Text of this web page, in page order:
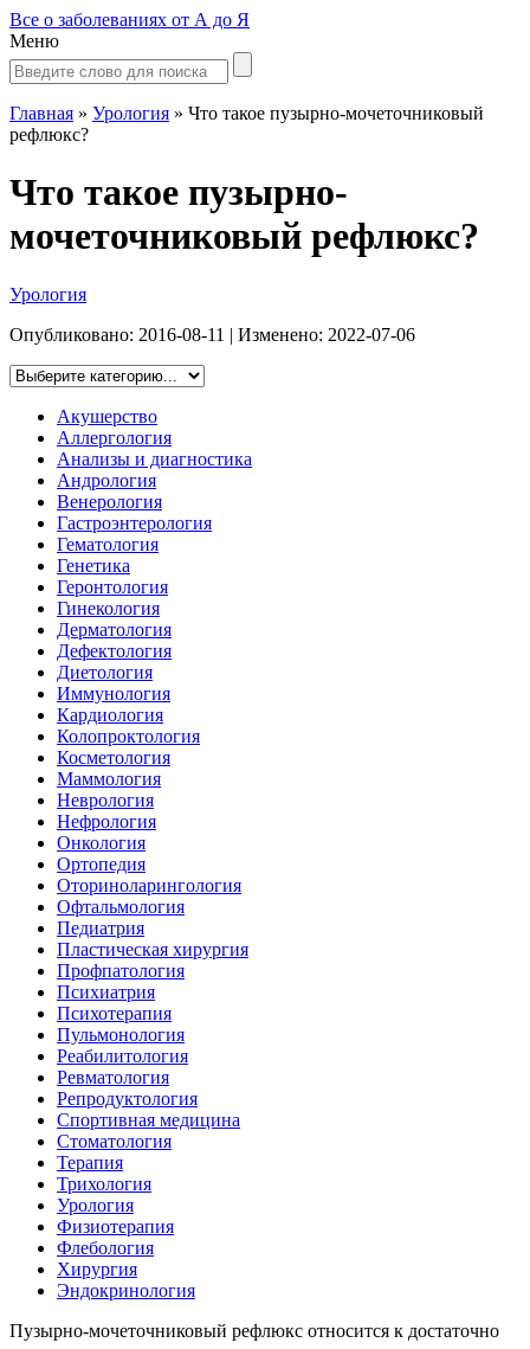
Все о заболеваниях от А до Я
Меню
Главная » Урология » Что такое пузырно-мочеточниковый
рефлюкс?
Что такое пузырно-
мочеточниковый рефлюкс?
Урология
Опубликовано: 2016-08-11 | Изменено: 2022-07-06
Акушерство
Аллергология
Анализы и диагностика
Андрология
Венерология
Гастроэнтерология
Гематология
Генетика
Геронтология
Гинекология
Дерматология
Дефектология
Диетология
Иммунология
Кардиология
Колопроктология
Косметология
Маммология
Неврология
Нефрология
Онкология
Ортопедия
Оториноларингология
Офтальмология
Педиатрия
Пластическая хирургия
Профпатология
Психиатрия
Психотерапия
Пульмонология
Реабилитология
Ревматология
Репродуктология
Спортивная медицина
Стоматология
Терапия
Трихология
Урология
Физиотерапия
Флебология
Хирургия
Эндокринология
Пузырно-мочеточниковый рефлюкс относится к достаточно